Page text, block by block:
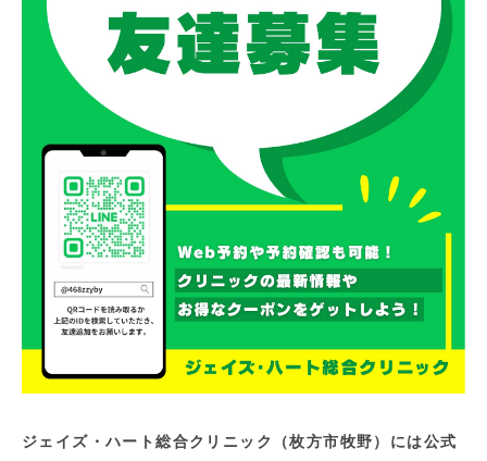
ジェイズ・ハート総合クリニック（枚方市牧野）には公式